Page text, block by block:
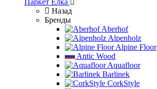
Паркет Ёлка
Назад
Бренды
Aberhof
Alpenholz
Alpine Floor
Antic Wood
Aquafloor
Barlinek
CorkStyle